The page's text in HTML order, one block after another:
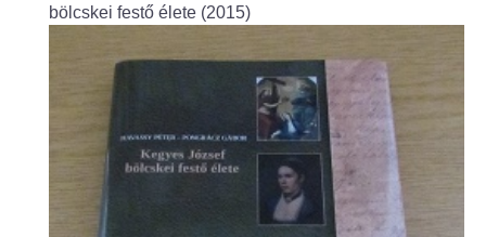
Háziorvos
Gyermekorvos
Fogorvos
bölcskei festő élete (2015)